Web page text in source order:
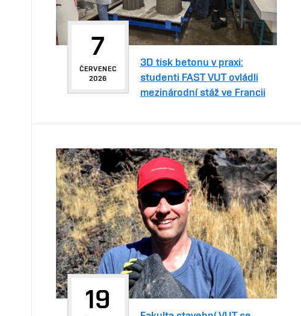
7
ČERVENEC
2026
3D tisk betonu v praxi:
studenti FAST VUT ovládli
mezinárodní stáž ve Francii
19